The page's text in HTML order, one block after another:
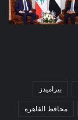
بيراميدز
محافظ القاهرة